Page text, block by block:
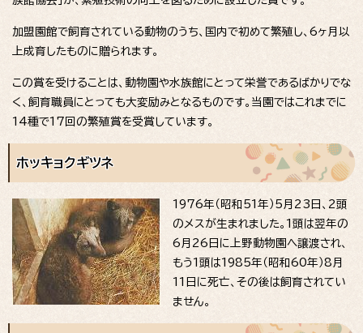
加盟園館で飼育されている動物のうち、国内で初めて繁殖し、6ヶ月以
上成育したものに贈られます。
この賞を受けることは、動物園や水族館にとって栄誉であるばかりでな
く、飼育職員にとっても大変励みとなるものです。当園ではこれまでに
14種で17回の繁殖賞を受賞しています。
ホッキョクギツネ
1976年（昭和51年）5月23日、2頭
のメスが生まれました。1頭は翌年の
6月26日に上野動物園へ譲渡され、
もう1頭は1985年（昭和60年）8月
11日に死亡、その後は飼育されてい
ません。